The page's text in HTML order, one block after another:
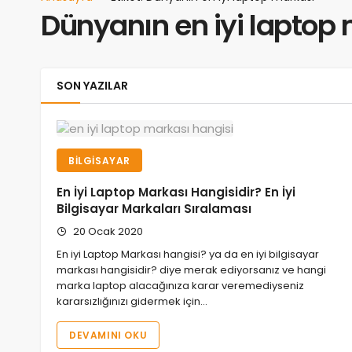
Dünyanın en iyi laptop
SON YAZILAR
BILGISAYAR
En İyi Laptop Markası Hangisidir? En İyi
Bilgisayar Markaları Sıralaması
20 Ocak 2020
En iyi Laptop Markası hangisi? ya da en iyi bilgisayar
markası hangisidir? diye merak ediyorsanız ve hangi
marka laptop alacağınıza karar veremediyseniz
kararsızlığınızı gidermek için…
DEVAMINI OKU